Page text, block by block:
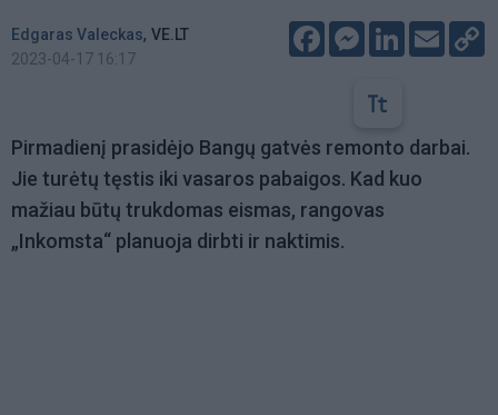
Edgaras Valeckas, VE.LT
2023-04-17 16:17
FacebookMessenger
LinkedIn
Email
Pirmadienį prasidėjo Bangų gatvės remonto darbai.
Jie turėtų tęstis iki vasaros pabaigos. Kad kuo
mažiau būtų trukdomas eismas, rangovas
„Inkomsta“ planuoja dirbti ir naktimis.